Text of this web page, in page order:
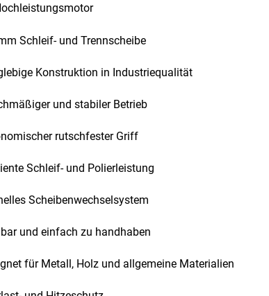
Schleif- und Trennscheibe
Konstruktion in Industriequalität
und stabiler Betrieb
rutschfester Griff
Schleif- und Polierleistung
Scheibenwechselsystem
und einfach zu handhaben
für Metall, Holz und allgemeine Materialien